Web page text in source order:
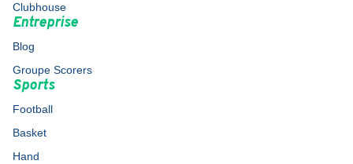
Clubhouse
Entreprise
Blog
Groupe Scorers
Sports
Football
Basket
Hand